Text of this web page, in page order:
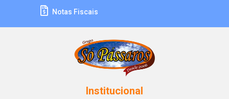
Notas Fiscais
Institucional